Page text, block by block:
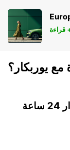
+
مع يوربكار؟